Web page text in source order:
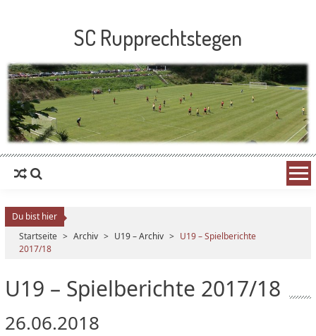
SC Rupprechtstegen
Du bist hier
Startseite > Archiv > U19 – Archiv > U19 – Spielberichte
2017/18
U19 – Spielberichte 2017/18
26.06.2018